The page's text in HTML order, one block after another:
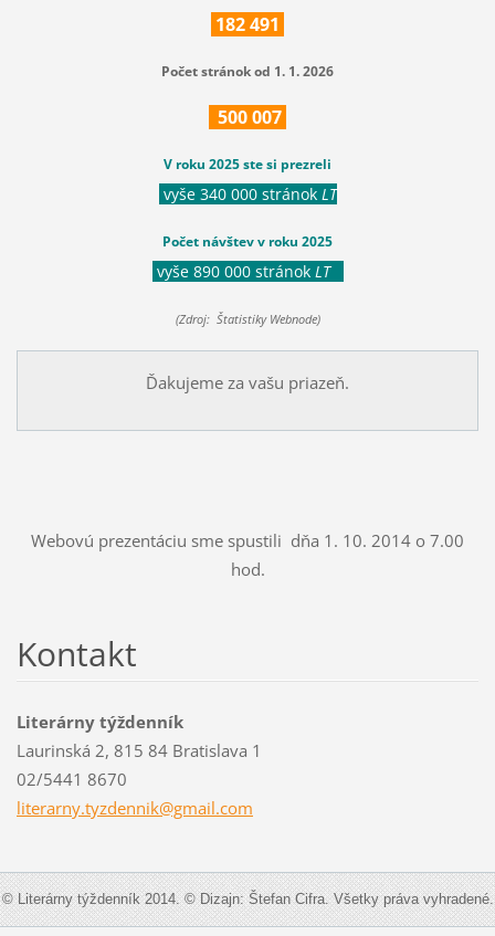
182491
Počet stránok od 1. 1. 2026
500007
V roku 2025 ste si prezreli
vyše 340 000 stránok LT
Počet návštev v roku 2025
vyše 890 000 stránok LT
(Zdroj: Štatistiky Webnode)
Ďakujeme za vašu priazeň.
Webovú prezentáciu sme spustili dňa 1. 10. 2014 o 7.00
hod.
Kontakt
Literárny týždenník
Laurinská 2, 815 84 Bratislava 1
02/5441 8670
literarny.tyzdennik@gmail.com
© Literárny týždenník 2014. © Dizajn: Štefan Cifra. Všetky práva vyhradené.